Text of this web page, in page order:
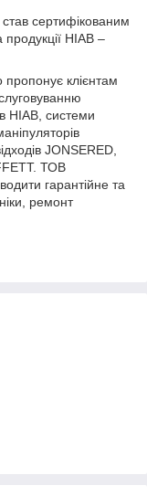
сертифікованим
HIAB –
клієнтам
HIAB, системи
JONSERED,
ТОВ
гарантійне та
ремонт